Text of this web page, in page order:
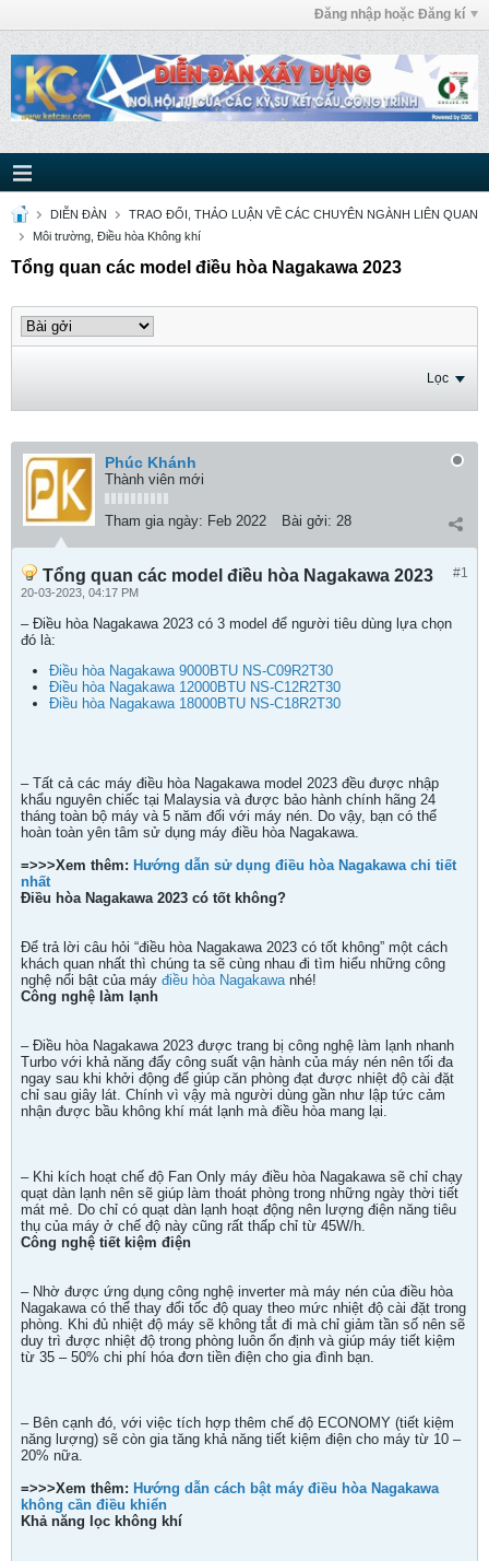
Đăng nhập hoặc Đăng kí
DIỄN ĐÀN
TRAO ĐỔI, THẢO LUẬN VỀ CÁC CHUYÊN NGÀNH LIÊN QUAN
Môi trường, Điều hòa Không khí
Tổng quan các model điều hòa Nagakawa 2023
Lọc
Phúc Khánh
Thành viên mới
Tham gia ngày: Feb 2022 Bài gởi: 28
#1
Tổng quan các model điều hòa Nagakawa 2023
20-03-2023, 04:17 PM
– Điều hòa Nagakawa 2023 có 3 model để người tiêu dùng lựa chọn
đó là:
Điều hòa Nagakawa 9000BTU NS-C09R2T30
Điều hòa Nagakawa 12000BTU NS-C12R2T30
Điều hòa Nagakawa 18000BTU NS-C18R2T30
– Tất cả các máy điều hòa Nagakawa model 2023 đều được nhập
khẩu nguyên chiếc tại Malaysia và được bảo hành chính hãng 24
tháng toàn bộ máy và 5 năm đối với máy nén. Do vậy, bạn có thể
hoàn toàn yên tâm sử dụng máy điều hòa Nagakawa.
=>>>Xem thêm: Hướng dẫn sử dụng điều hòa Nagakawa chi tiết
nhất
Điều hòa Nagakawa 2023 có tốt không?
Để trả lời câu hỏi “điều hòa Nagakawa 2023 có tốt không” một cách
khách quan nhất thì chúng ta sẽ cùng nhau đi tìm hiểu những công
nghệ nổi bật của máy điều hòa Nagakawanhé!
Công nghệ làm lạnh
– Điều hòa Nagakawa 2023 được trang bị công nghệ làm lạnh nhanh
Turbo với khả năng đẩy công suất vận hành của máy nén nên tối đa
ngay sau khi khởi động để giúp căn phòng đạt được nhiệt độ cài đặt
chỉ sau giây lát. Chính vì vậy mà người dùng gần như lập tức cảm
nhận được bầu không khí mát lạnh mà điều hòa mang lại.
– Khi kích hoạt chế độ Fan Only máy điều hòa Nagakawa sẽ chỉ chạy
quạt dàn lạnh nên sẽ giúp làm thoát phòng trong những ngày thời tiết
mát mẻ. Do chỉ có quạt dàn lạnh hoạt động nên lượng điện năng tiêu
thụ của máy ở chế độ này cũng rất thấp chỉ từ 45W/h.
Công nghệ tiết kiệm điện
– Nhờ được ứng dụng công nghệ inverter mà máy nén của điều hòa
Nagakawa có thể thay đổi tốc độ quay theo mức nhiệt độ cài đặt trong
phòng. Khi đủ nhiệt độ máy sẽ không tắt đi mà chỉ giảm tần số nên sẽ
duy trì được nhiệt độ trong phòng luôn ổn định và giúp máy tiết kiệm
từ 35 – 50% chi phí hóa đơn tiền điện cho gia đình bạn.
– Bên cạnh đó, với việc tích hợp thêm chế độ ECONOMY (tiết kiệm
năng lượng) sẽ còn gia tăng khả năng tiết kiệm điện cho máy từ 10 –
20% nữa.
=>>>Xem thêm: Hướng dẫn cách bật máy điều hòa Nagakawa
không cần điều khiển
Khả năng lọc không khí